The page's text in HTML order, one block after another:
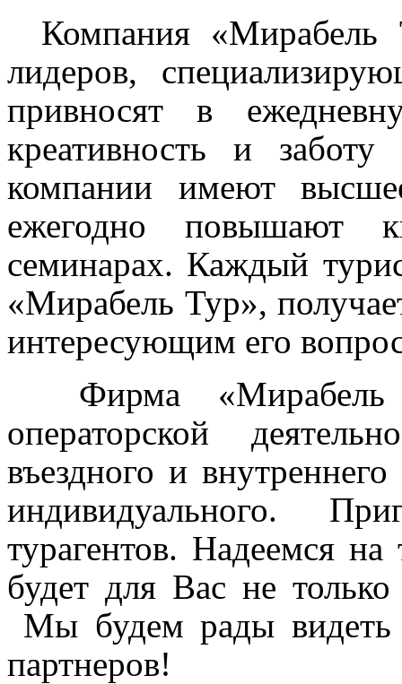
Компания
лидеров,
привносят в
креативность и
компании имеют
ежегодно повышают
семинарах. Каждый
«Мирабель Тур»,
интересующим его
Фирма «Мирабель
операторской
въездного и
индивидуального.
турагентов. Надеемся на
будет для Вас не
Мы будем рады видеть
партнеров!